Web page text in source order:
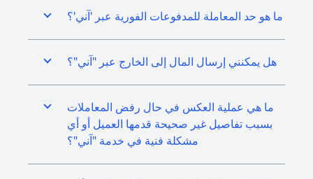
ما هو حد المعاملة للمدفوعات الفورية عبر 'آني'؟
هل يمكنني إرسال المال إلى الخارج عبر "آني"؟
ما هي عملية العكس في حال رفض المعاملات
بسبب تفاصيل غير صحيحة قدمها العميل أو أي
مشكلة فنية في خدمة "آني"؟